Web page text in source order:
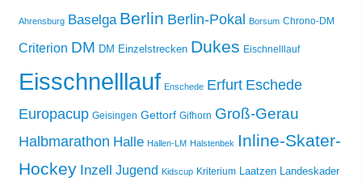
Ahrensburg Baselga Berlin Berlin-Pokal Borsum Chrono-DM
Criterion DM DM Einzelstrecken Dukes Eischnelllauf
Eisschnelllauf Enschede Erfurt Eschede
Europacup Geisingen Gettorf Gifhorn Groß-Gerau
Halbmarathon Halle Hallen-LM Halstenbek Inline-Skater-
Hockey Inzell Jugend Kidscup Kriterium Laatzen Landeskader